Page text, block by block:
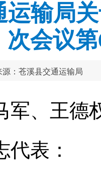
运输局
次会议
源：苍溪县交通运输局
军、王德
代表：